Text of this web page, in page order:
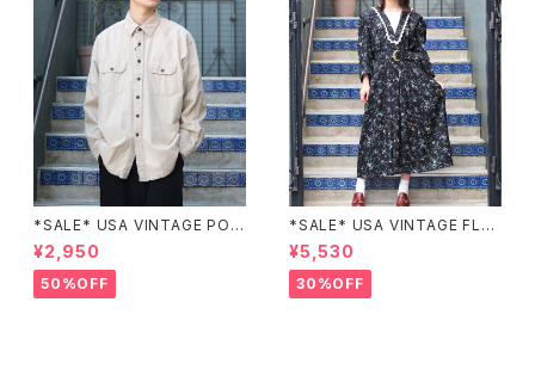
*SALE* USA VINTAGE POC
KET DESIGN SHIRT/アメリカ
古着ポケットデザインシャツ
¥2,950
50%OFF
*SALE* USA VINTAGE FLO
WER PATTERNED LACE CO
LLAR BELTED ONE PIECE/
アメリカ古着花柄レース襟ベル
テッドワンピース
¥5,530
30%OFF